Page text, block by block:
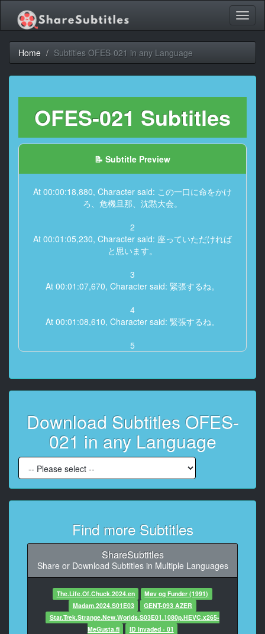
Home Subtitles OFES-021 in any Language
OFES-021 Subtitles
📝 Subtitle Preview
At 00:00:18,880, Character said: この一口に命をかけ
ろ、危機旦那、沈黙大会。
2
At 00:01:05,230, Character said: 座っていただければ
と思います。
3
At 00:01:07,670, Character said: 緊張するね。
4
At 00:01:08,610, Character said: 緊張するね。
5
6
At 00:01:12,210, Character said: 嫌だよね。
7
At 00:01:13,630, Character said: こういうインタビュ
ーとかされようとない?
At 00:01:15,070, Character said: いや、ないです、な
いです。 ないですね。
At 00:01:17,210, Character said: 私、ちょっと旦那さ
んと友達で、テイビーの番組やってまして、インタビ
ューさせてくれる夫
婦の方を募集して、あまりいなかったので、手伝って
もらったというか。
10
At 00:01:31,270, Character said: 私たちでいいのかな
って感じじゃない?
Download Subtitles OFES-
021 in any Language
Find more Subtitles
ShareSubtitles
Share or Download Subtitles in Multiple Languages
The.Life.Of.Chuck.2024.en
Møv og Funder (1991)
Madam.2024.S01E03
GENT-093 AZER
Star.Trek.Strange.New.Worlds.S03E01.1080p.HEVC.x265-
MeGusta.fi
ID Invaded - 01